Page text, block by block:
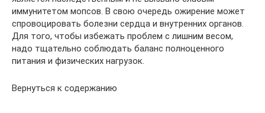
иммунитетом мопсов. В свою очередь ожирение может
спровоцировать болезни сердца и внутренних органов.
Для того, чтобы избежать проблем с лишним весом,
надо тщательно соблюдать баланс полноценного
питания и физических нагрузок.
Вернуться к содержанию